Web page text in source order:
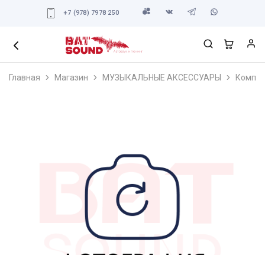
+7 (978) 7978 250
Главная Магазин МУЗЫКАЛЬНЫЕ АКСЕССУАРЫ